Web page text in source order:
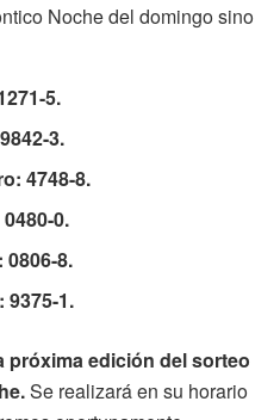
Noche del domingo sino
5.
3.
4748-8.
0.
8.
9375-1.
próxima edición del sorteo
Se realizará en su horario